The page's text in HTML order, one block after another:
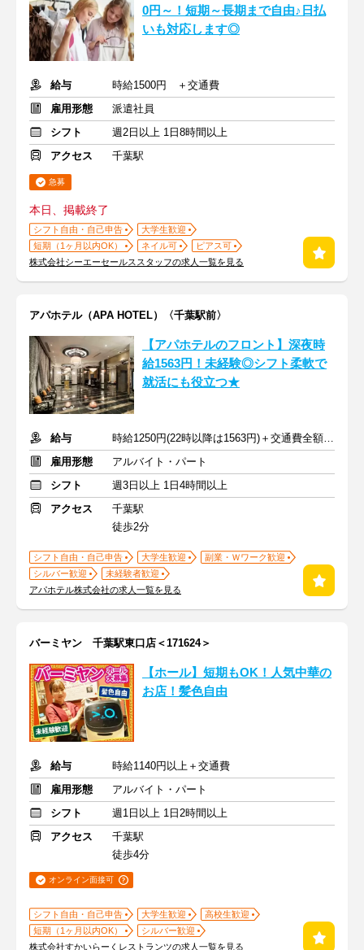
0円～！短期～長期まで自由♪日払
いも対応します◎
給与
時給1500円 ＋交通費
雇用形態
派遣社員
シフト
週2日以上 1日8時間以上
アクセス
千葉駅
急募
本日、掲載終了
シフト自由・自己申告
大学生歓迎
短期（1ヶ月以内OK）
ネイル可
ピアス可
株式会社シーエーセールススタッフの求人一覧を見る
アパホテル（APA HOTEL）〈千葉駅前〉
【アパホテルのフロント】深夜時
給1563円！未経験◎シフト柔軟で
就活にも役立つ★
給与
時給1250円(22時以降は1563円)＋交通費全額支給
雇用形態
アルバイト・パート
シフト
週3日以上 1日4時間以上
アクセス
千葉駅
徒歩2分
シフト自由・自己申告 大学生歓迎
副業・Ｗワーク歓迎
シルバー歓迎
未経験者歓迎
アパホテル株式会社の求人一覧を見る
バーミヤン 千葉駅東口店＜171624＞
【ホール】短期もOK！人気中華の
お店！髪色自由
給与
時給1140円以上＋交通費
雇用形態
アルバイト・パート
シフト
週1日以上 1日2時間以上
アクセス
千葉駅
徒歩4分
オンライン面接可
シフト自由・自己申告 大学生歓迎
高校生歓迎
短期（1ヶ月以内OK）
シルバー歓迎
株式会社すかいらーくレストランツの求人一覧を見る